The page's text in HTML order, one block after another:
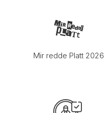
Mir redde Platt 2026